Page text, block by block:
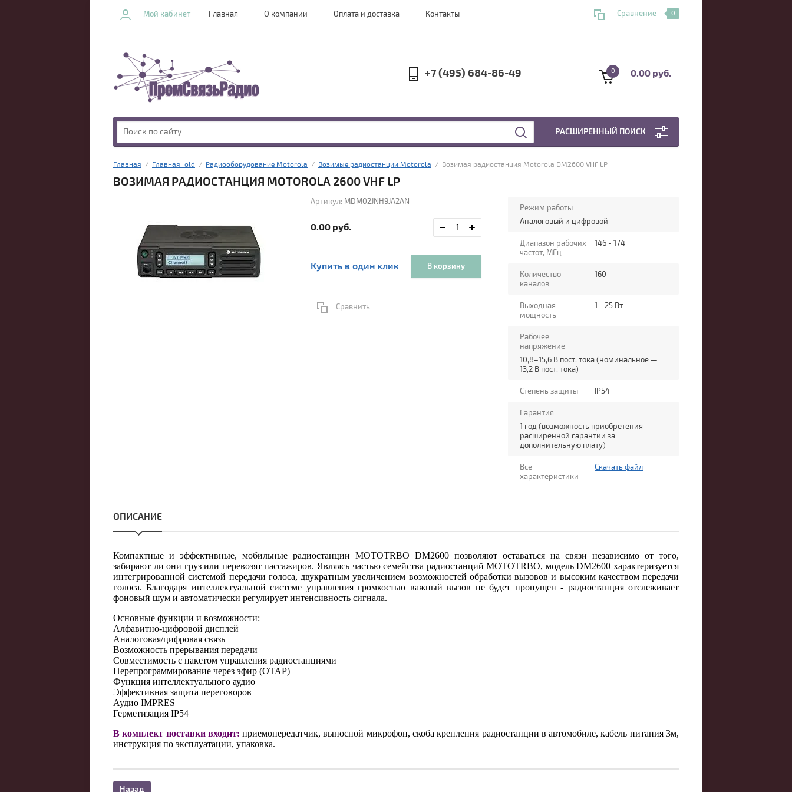
Мой кабинет Главная О компании Оплата и доставка Контакты Сравнение 0
+7 (495) 684-86-49 0 0.00 руб.
РАСШИРЕННЫЙ ПОИСК
Главная
  /
Главная_old
  /
Радиооборудование Motorola
  /
Возимые радиостанции Motorola
  /  Возимая радиостанция Motorola DM2600 VHF LP
ВОЗИМАЯ РАДИОСТАНЦИЯ MOTOROLA 2600 VHF LP
Артикул: MDM02JNH9JA2AN
0.00 руб.
Купить в один клик В корзину
Сравнить
Режим работы
Аналоговый и цифровой
Диапазон рабочих
частот, МГц
146 - 174
Количество
каналов
160
Выходная
мощность
1 - 25 Вт
Рабочее
напряжение
10,8–15,6 В пост. тока (номинальное —
13,2 В пост. тока)
Степень защиты IP54
Гарантия
1 год (возможность приобретения
расширенной гарантии за
дополнительную плату)
Все
характеристики
Скачать файл
ОПИСАНИЕ
Компактные и эффективные, мобильные радиостанции MOTOTRBO DM2600 позволяют оставаться на связи независимо от того,
забирают ли они груз или перевозят пассажиров. Являясь частью семейства радиостанций MOTOTRBO, модель DM2600 характеризуется
интегрированной системой передачи голоса, двукратным увеличением возможностей обработки вызовов и высоким качеством передачи
голоса. Благодаря интеллектуальной системе управления громкостью важный вызов не будет пропущен - радиостанция отслеживает
фоновый шум и автоматически регулирует интенсивность сигнала.
Основные функции и возможности:
Алфавитно-цифровой дисплей
Аналоговая/цифровая связь
Возможность прерывания передачи
Совместимость с пакетом управления радиостанциями
Перепрограммирование через эфир (OTAP)
Функция интеллектуального аудио
Эффективная защита переговоров
Аудио IMPRES
Герметизация IP54
В комплект поставки входит: приемопередатчик, выносной микрофон, скоба крепления радиостанции в автомобиле, кабель питания 3м,
инструкция по эксплуатации, упаковка.
Назад